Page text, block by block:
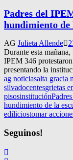
Padres del
hundimiento de
AG Julieta Allende
Durante esta
IPEM 346
presentando la
ag noticiasalta gracia
silvadocentesgrietas
pisosinstitución
hundimiento de la
ediliciostomar
Seguinos!